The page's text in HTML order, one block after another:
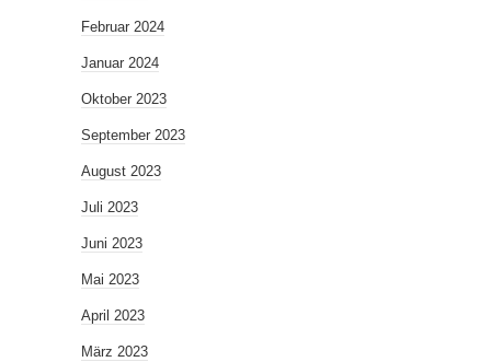
Februar 2024
Januar 2024
Oktober 2023
September 2023
August 2023
Juli 2023
Juni 2023
Mai 2023
April 2023
März 2023